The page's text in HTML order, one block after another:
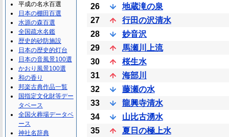
26
地蔵滝の泉
27
行田の沢清水
28
妙音沢
29
馬瀬川上流
30
桜生水
31
海部川
32
藤瀬の水
33
龍興寺清水
34
山比古湧水
35
夏日の極上水
平成の名水百選
日本の棚田百選
水源の森百選
全国疏水名鑑
歴史的砂防施設
日本の歴史的灯台
日本の音風景100選
かおり風景100選
和の香り
邦楽古典作品一覧
国指定文化財等デー
タベース
全国火葬場データベ
ース
神社名辞典